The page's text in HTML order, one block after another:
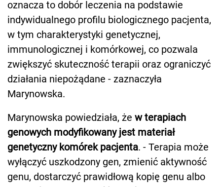
oznacza to dobór leczenia na podstawie
indywidualnego profilu biologicznego pacjenta,
w tym charakterystyki genetycznej,
immunologicznej i komórkowej, co pozwala
zwiększyć skuteczność terapii oraz ograniczyć
działania niepożądane - zaznaczyła
Marynowska.
Marynowska powiedziała, że w terapiach
genowych modyfikowany jest materiał
genetyczny komórek pacjenta. - Terapia może
wyłączyć uszkodzony gen, zmienić aktywność
genu, dostarczyć prawidłową kopię genu albo